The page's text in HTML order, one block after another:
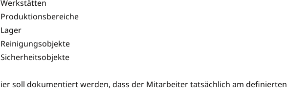
soll dokumentiert werden, dass der Mitarbeiter tatsächlich am definierten